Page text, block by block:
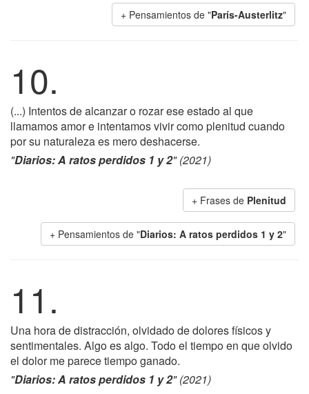
+ Pensamientos de "París-Austerlitz"
10.
(...) Intentos de alcanzar o rozar ese estado al que
llamamos amor e intentamos vivir como plenitud cuando
por su naturaleza es mero deshacerse.
"Diarios: A ratos perdidos 1 y 2" (2021)
+ Frases de Plenitud
+ Pensamientos de "Diarios: A ratos perdidos 1 y 2"
11.
Una hora de distracción, olvidado de dolores físicos y
sentimentales. Algo es algo. Todo el tiempo en que olvido
el dolor me parece tiempo ganado.
"Diarios: A ratos perdidos 1 y 2" (2021)